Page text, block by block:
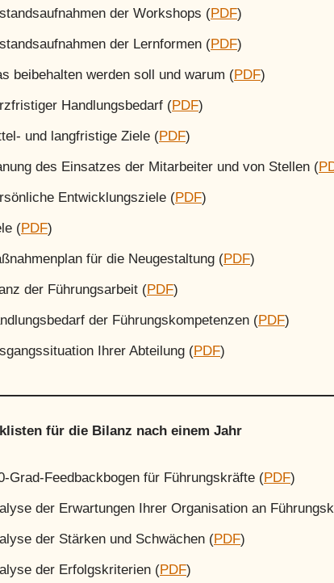
der Workshops (PDF)
der Lernformen (PDF)
beibehalten werden soll und warum (PDF)
Handlungsbedarf (PDF)
und langfristige Ziele (PDF)
des Einsatzes der Mitarbeiter und von Stellen (
Entwicklungsziele (PDF)
(PDF)
für die Neugestaltung (PDF)
der Führungsarbeit (PDF)
der Führungskompetenzen (PDF)
Ihrer Abteilung (PDF)
listen für die Bilanz nach einem Jahr
Grad-Feedbackbogen für Führungskräfte (PDF)
der Erwartungen Ihrer Organisation an
der Stärken und Schwächen (PDF)
der Erfolgskriterien (PDF)